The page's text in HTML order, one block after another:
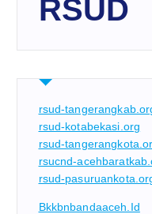
RSUD
rsud-
rsud-kotabekasi.org
rsud-
rsucnd-
rsud-
Bkkbnbandaaceh.id